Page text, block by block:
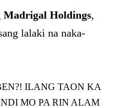
Madrigal Holdings,
lalaki na naka-
ILANG TAON KA
MO PA RIN ALAM